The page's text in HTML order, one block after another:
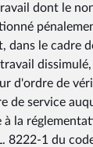
dont le
dans le cadre
d'ordre de
de service
la
8222-1 du